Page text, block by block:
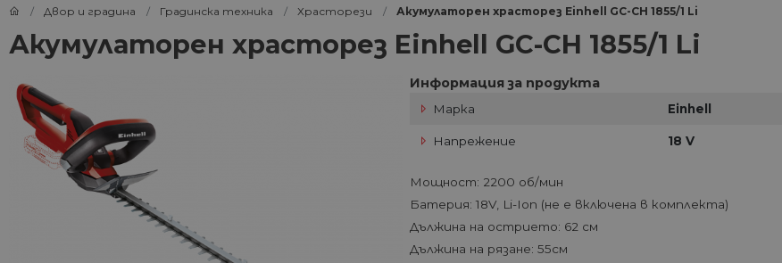
Двор и градина Градинска техника Храсторези Акумулаторен храсторез Einhell GC-CH 1855/1 Li
Акумулаторен храсторез Einhell GC-CH 1855/1 Li
Информация за продукта
Марка Einhell
Напрежение 18 V
Мощност: 2200 об/мин
Батерия: 18V, Li-Ion (не е включена в комплекта)
Дължина на острието: 62 см
Дължина на рязане: 55см